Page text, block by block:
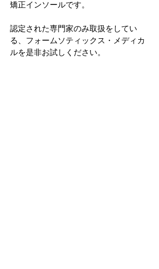
矯正インソールです。
認定された専門家のみ取扱をしてい
る、フォームソティックス・メディカ
ルを是非お試しください。